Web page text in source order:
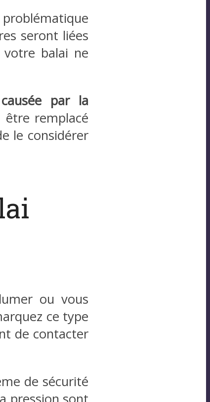
seront liées
balai ne
causée par la
remplacé
le considérer
ou vous
ce type
de contacter
de sécurité